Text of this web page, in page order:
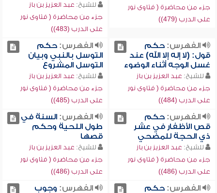
جزء من محاضرة ( فتاوى نور
على الدرب (479))
للشيخ: عبد العزيز بن باز
جزء من محاضرة ( فتاوى نور
على الدرب (483))
الفهرس:حكم
قول: (لا إله إلا الله) عند
غسل الوجه أثناء الوضوء
للشيخ: عبد العزيز بن باز
جزء من محاضرة ( فتاوى نور
على الدرب (484))
الفهرس:حكم
التوسل بالنبي وبيان
التوسل المشروع
للشيخ: عبد العزيز بن باز
جزء من محاضرة ( فتاوى نور
على الدرب (485))
الفهرس:حكم
قص الأظفار في عشر
ذي الحجة للمضحي
للشيخ: عبد العزيز بن باز
جزء من محاضرة ( فتاوى نور
على الدرب (486))
الفهرس:السنة في
طول اللحية وحكم
قصها
للشيخ: عبد العزيز بن باز
جزء من محاضرة ( فتاوى نور
على الدرب (486))
الفهرس:حكم
الفهرس: وجوب